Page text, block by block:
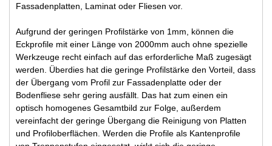
Fassadenplatten, Laminat oder Fliesen vor.
Aufgrund der geringen Profilstärke von 1mm, können die
Eckprofile mit einer Länge von 2000mm auch ohne spezielle
Werkzeuge recht einfach auf das erforderliche Maß zugesägt
werden. Überdies hat die geringe Profilstärke den Vorteil, dass
der Übergang vom Profil zur Fassadenplatte oder der
Bodenfliese sehr gering ausfällt. Das hat zum einen ein
optisch homogenes Gesamtbild zur Folge, außerdem
vereinfacht der geringe Übergang die Reinigung von Platten
und Profiloberflächen. Werden die Profile als Kantenprofile